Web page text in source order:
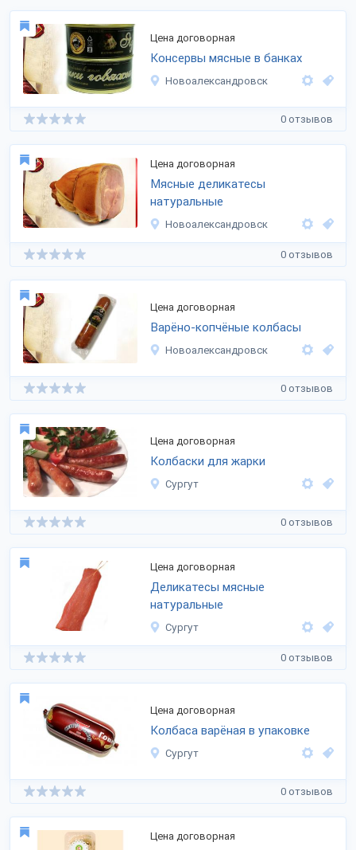
Цена договорная
Консервы мясные в банках
Новоалександровск
0 отзывов
Цена договорная
Мясные деликатесы
натуральные
Новоалександровск
0 отзывов
Цена договорная
Варёно-копчёные колбасы
Новоалександровск
0 отзывов
Цена договорная
Колбаски для жарки
Сургут
0 отзывов
Цена договорная
Деликатесы мясные
натуральные
Сургут
0 отзывов
Цена договорная
Колбаса варёная в упаковке
Сургут
0 отзывов
Цена договорная